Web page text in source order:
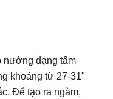
nướng dạng tấm
khoảng từ 27-31"
Để tạo ra ngàm,